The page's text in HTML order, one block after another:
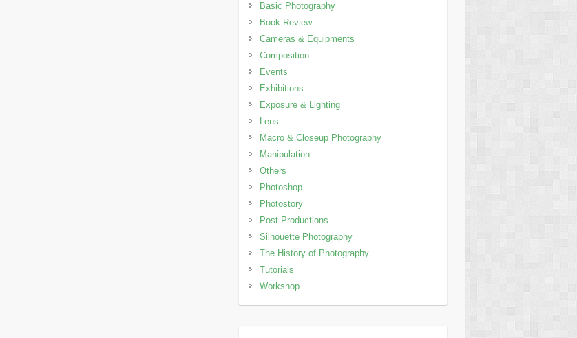
Basic Photography
Book Review
Cameras & Equipments
Composition
Events
Exhibitions
Exposure & Lighting
Lens
Macro & Closeup Photography
Manipulation
Others
Photoshop
Photostory
Post Productions
Silhouette Photography
The History of Photography
Tutorials
Workshop